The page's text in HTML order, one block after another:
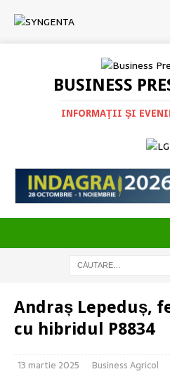
BUSINESS
INFORMAŢII ŞI
Andraș Lepeduș,
cu hibridul P8834
13 martie 2025 Business Agricol